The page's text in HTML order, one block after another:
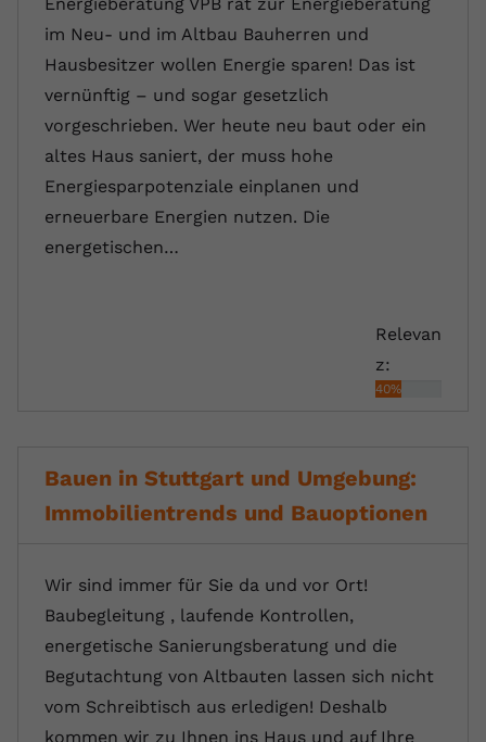
Energieberatung VPB rät zur Energieberatung
im Neu- und im Altbau Bauherren und
Hausbesitzer wollen Energie sparen! Das ist
vernünftig – und sogar gesetzlich
vorgeschrieben. Wer heute neu baut oder ein
altes Haus saniert, der muss hohe
Energiesparpotenziale einplanen und
erneuerbare Energien nutzen. Die
energetischen…
Relevan
z:
40%
Bauen in Stuttgart und Umgebung:
Immobilientrends und Bauoptionen
Wir sind immer für Sie da und vor Ort!
Baubegleitung , laufende Kontrollen,
energetische Sanierungsberatung und die
Begutachtung von Altbauten lassen sich nicht
vom Schreibtisch aus erledigen! Deshalb
kommen wir zu Ihnen ins Haus und auf Ihre